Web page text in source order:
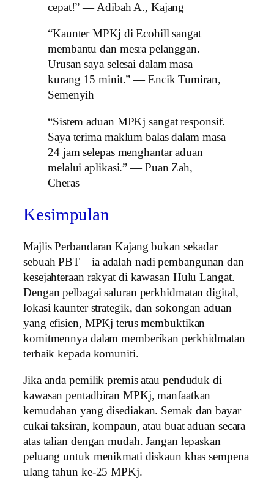
cepat!” — Adibah A., Kajang
“Kaunter MPKj di Ecohill sangat
membantu dan mesra pelanggan.
Urusan saya selesai dalam masa
kurang 15 minit.” — Encik Tumiran,
Semenyih
“Sistem aduan MPKj sangat responsif.
Saya terima maklum balas dalam masa
24 jam selepas menghantar aduan
melalui aplikasi.” — Puan Zah,
Cheras
Kesimpulan
Majlis Perbandaran Kajang bukan sekadar
sebuah PBT—ia adalah nadi pembangunan dan
kesejahteraan rakyat di kawasan Hulu Langat.
Dengan pelbagai saluran perkhidmatan digital,
lokasi kaunter strategik, dan sokongan aduan
yang efisien, MPKj terus membuktikan
komitmennya dalam memberikan perkhidmatan
terbaik kepada komuniti.
Jika anda pemilik premis atau penduduk di
kawasan pentadbiran MPKj, manfaatkan
kemudahan yang disediakan. Semak dan bayar
cukai taksiran, kompaun, atau buat aduan secara
atas talian dengan mudah. Jangan lepaskan
peluang untuk menikmati diskaun khas sempena
ulang tahun ke-25 MPKj.